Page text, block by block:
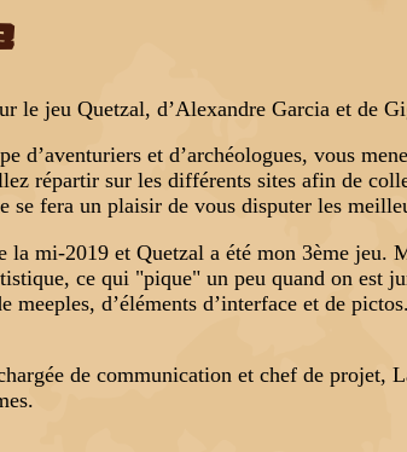
le jeu Quetzal, d’Alexandre Garcia et de
d’aventuriers et d’archéologues, vous
répartir sur les différents sites afin de
se fera un plaisir de vous disputer les
la mi-2019 et Quetzal a été mon 3ème
ce qui "pique" un peu quand on est
d’éléments d’interface et de
de communication et chef de projet,